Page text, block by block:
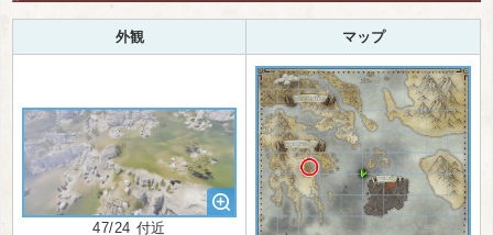
外観 マップ
47/24 付近